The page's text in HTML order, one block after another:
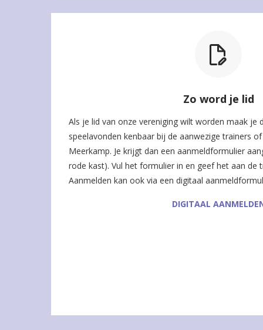
Zo word je lid
Als je lid van onze vereniging wilt worden maak je
speelavonden kenbaar bij de aanwezige trainers
Meerkamp. Je krijgt dan een aanmeldformulier
rode kast). Vul het formulier in en geef het aan de
Aanmelden kan ook via een digitaal
DIGITAAL